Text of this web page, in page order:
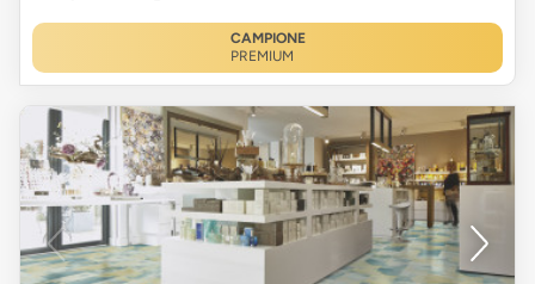
CAMPIONE
PREMIUM